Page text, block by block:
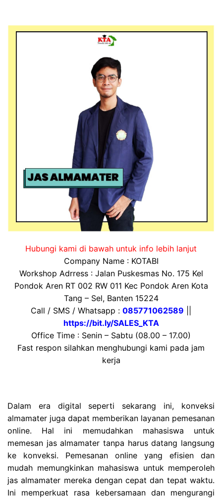
Hubungi kami di bawah untuk info lebih lanjut
Company Name : KOTABI
Workshop Adrress : Jalan Puskesmas No. 175 Kel
Pondok Aren RT 002 RW 011 Kec Pondok Aren Kota
Tang – Sel, Banten 15224
Call / SMS / Whatsapp : 085771062589
https://bit.ly/SALES_KTA
Office Time : Senin – Sabtu (08.00 – 17.00)
Fast respon silahkan menghubungi kami pada jam
kerja
Dalam era digital seperti sekarang ini, konveksi
almamater juga dapat memberikan layanan pemesanan
online. Hal ini memudahkan mahasiswa untuk
memesan jas almamater tanpa harus datang langsung
ke konveksi. Pemesanan online yang efisien dan
mudah memungkinkan mahasiswa untuk memperoleh
jas almamater mereka dengan cepat dan tepat waktu.
Ini memperkuat rasa kebersamaan dan mengurangi